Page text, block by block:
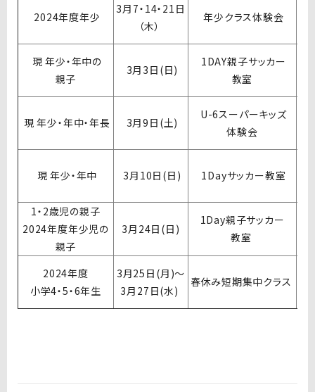
2024年度年少
3月 7・ 14・ 21 日
（木）
年少クラス体験会
現年少・年中の
親子
3月3日(日)
1DAY親子サッカー
教室
現 年少・年中・年長 3月9日(土)
U-6スーパーキッズ
体験会
現年少・年中 3月10日(日) 1Dayサッカー教室
1・2歳児の親子
2024年度年少児の
親子
3月24日(日)
1Day親子サッカー
教室
2024年度
小学4・5・6年生
3月25 日 (月 )〜
3月 27 日(水)
春休み短期集中クラス